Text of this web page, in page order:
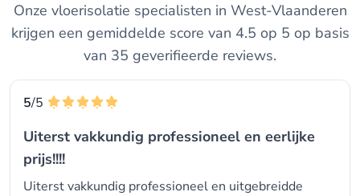
Onze vloerisolatie specialisten in West-Vlaanderen
krijgen een gemiddelde score van 4.5 op 5 op basis
van 35 geverifieerde reviews.
5/5
Uiterst vakkundig professioneel en eerlijke
prijs!!!!
Uiterst vakkundig professioneel en uitgebreidde